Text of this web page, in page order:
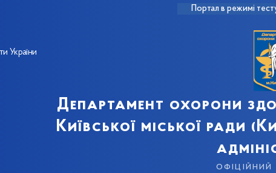
Портал в режимі
України
Департамент охорони
Київської міської ради